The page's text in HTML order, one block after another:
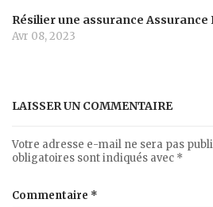
Résilier une assurance Assurance
Avr 08, 2023
LAISSER UN COMMENTAIRE
Votre adresse e-mail ne sera pas
obligatoires sont indiqués avec *
Commentaire *